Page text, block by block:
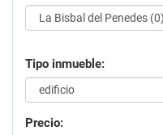
Tipo inmueble:
Precio: